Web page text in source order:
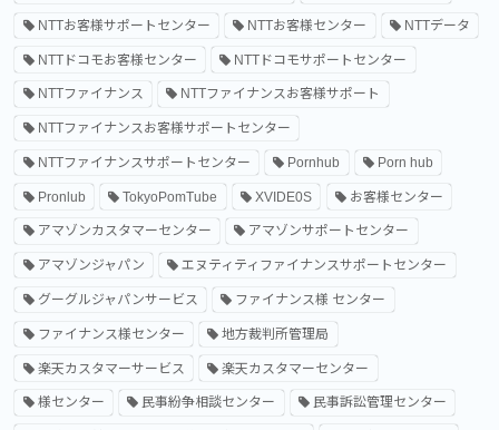
NTTお客様サポートセンター NTTお客様センター NTTデータ
NTTドコモお客様センター NTTドコモサポートセンター
NTTファイナンス NTTファイナンスお客様サポート
NTTファイナンスお客様サポートセンター
NTTファイナンスサポートセンター Pornhub Porn hub
Pronlub TokyoPomTube XVIDE0S お客様センター
アマゾンカスタマーセンター アマゾンサポートセンター
アマゾンジャパン エヌティティファイナンスサポートセンター
グーグルジャパンサービス ファイナンス様 センター
ファイナンス様センター 地方裁判所管理局
楽天カスタマーサービス 楽天カスタマーセンター
様センター 民事紛争相談センター 民事訴訟管理センター